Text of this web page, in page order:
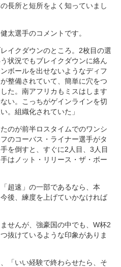
長所と短所をよく知っていまし
太選手のコメントです。
イクダウンのところ。2枚目の選
状況でもブレイクダウンに絡ん
ボールを出せないようなディフ
整備されていて、簡単に穴をつ
た。南アフリカもミスはします
い。こっちがゲインラインを切
。組織化されていた」
のが前半ロスタイムでのワンシ
のコーバス・ライナー選手がタ
を倒すと、すぐに2人目、3人目
はノット・リリース・ザ・ボー
超速」の一部であるなら、本
後、練度を上げていかなければ
せんが、強豪国の中でも、W杯2
抜けているような印象がありま
「いい経験で終わらせたら、そ